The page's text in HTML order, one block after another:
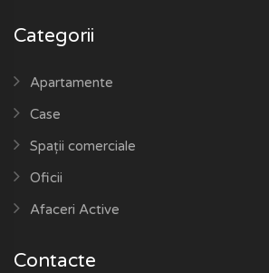
Categorii
Apartamente
Case
Spații comerciale
Oficii
Afaceri Active
Contacte